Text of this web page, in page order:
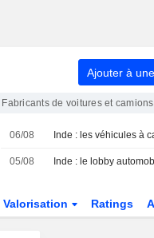
Ajouter à
Fabricants de voitures et camions
06/08
05/08
Valorisation Ratings